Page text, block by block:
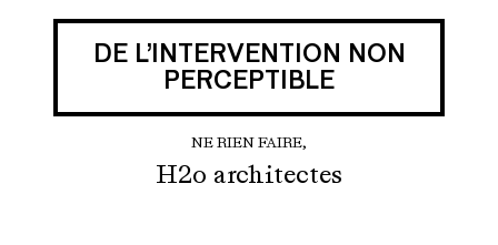
DE L’INTERVENTION NON
PERCEPTIBLE
NE RIEN FAIRE,
H2o architectes